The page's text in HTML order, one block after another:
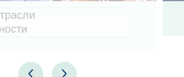
районы